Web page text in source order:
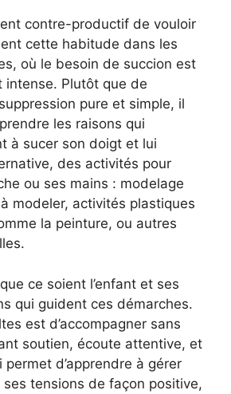
contre-productif de vouloir
cette habitude dans les
où le besoin de succion est
intense. Plutôt que de
pure et simple, il
les raisons qui
à sucer son doigt et lui
des activités pour
ou ses mains : modelage
modeler, activités plastiques
la peinture, ou autres
ce soient l’enfant et ses
qui guident ces démarches.
est d’accompagner sans
soutien, écoute attentive, et
d’apprendre à gérer
tensions de façon positive,